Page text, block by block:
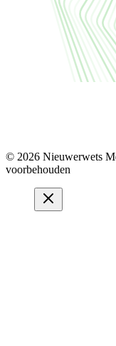
© 2026 Nieuwerwets
voorbehouden